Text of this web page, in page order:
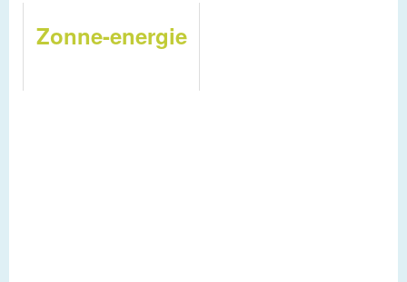
Zonne-energie